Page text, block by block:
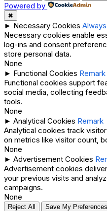
Powered by
✖
► Necessary Cookies
Necessary cookies enable
log-ins and consent
store personal data.
None
► Functional Cookies Remark
Functional cookies support
social media, collecting
tools.
None
► Analytical Cookies Remark
Analytical cookies track
on metrics like visitor count,
None
► Advertisement Cookies
Advertisement cookies
your previous visits and
campaigns.
None
Reject All Save My Preferences